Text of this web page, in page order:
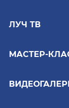
ЛУЧ ТВ
МАСТЕР-